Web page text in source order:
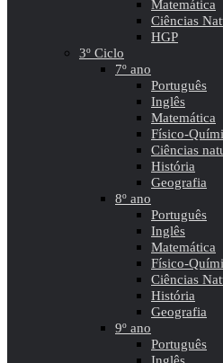
Matemática
Ciências
HGP
3º Ciclo
7º ano
Português
Inglês
Matemática
Físico-
Ciências
História
Geografia
8º ano
Português
Inglês
Matemática
Físico-
Ciências
História
Geografia
9º ano
Português